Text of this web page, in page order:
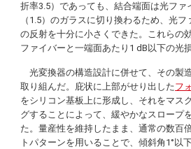
折率3.5）であっても、結合端面は光ファ
（1.5）のガラスに切り換わるため、光
の反射を十分に小さくできた。これらの
ファイバーと一端面あたり1 dB以下の光
光変換器の構造設計に併せて、その製
取り組んだ。庇状に上部がせり出したフ
をシリコン基板上に形成し、それをマス
グすることによって、緩やかなスロープ
た。量産性を維持したまま、通常の数百
トパターンを用いることで、傾斜角1°以